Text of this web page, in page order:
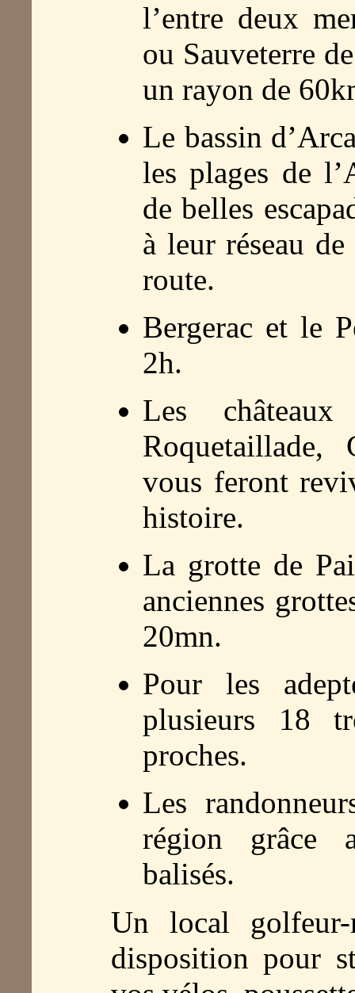
l’entre deux
ou Sauveterre
un rayon de
Le bassin
les plages de
de belles
à leur réseau
route.
Bergerac et le
2h.
Les
Roquetaillade,
vous feront
histoire.
La grotte de
anciennes
20mn.
Pour les
plusieurs 18
proches.
Les
région grâce
balisés.
Un local
disposition pour